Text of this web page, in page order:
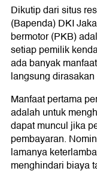
Dikutip dari situs
(Bapenda) DKI
bermotor (PKB)
setiap pemilik
ada banyak
langsung
Manfaat pertama
adalah untuk
dapat muncul jika
pembayaran.
lamanya
menghindari biaya